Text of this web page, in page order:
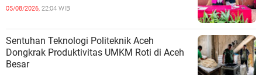
05/08/2026, 22:04 WIB
Sentuhan Teknologi Politeknik Aceh
Dongkrak Produktivitas UMKM Roti di Aceh
Besar